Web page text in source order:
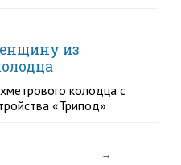
из
колодца с
«Трипод»
→